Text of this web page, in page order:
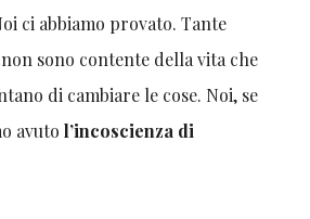
ci abbiamo provato. Tante
sono contente della vita che
di cambiare le cose. Noi, se
avuto l’incoscienza di